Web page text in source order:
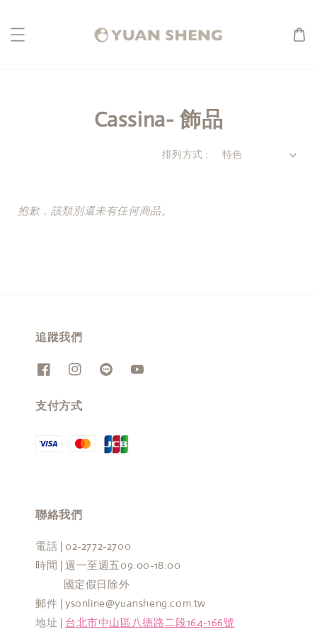
Cassina- 飾品
排列方式 :
抱歉，該類別還未有任何商品。
追蹤我們
支付方式
聯絡我們
電話 | 02-2772-2700
時間 | 週一至週五09:00-18:00
國定假日除外
郵件 | ysonline@yuansheng.com.tw
地址 | 台北市中山區八德路二段164-166號